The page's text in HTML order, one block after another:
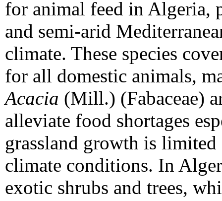
for animal feed in Algeria,
and semi-arid
climate. These species
for all domestic animals,
Acacia (Mill.) (Fabaceae)
alleviate food shortages
grassland growth is
climate conditions. In
exotic shrubs and trees,